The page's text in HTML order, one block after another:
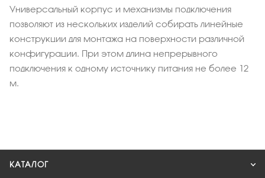
Универсальный корпус и механизмы подключения
позволяют из нескольких изделий собирать линейные
конструкции для монтажа на поверхности различной
конфигурации. При этом длина непрерывного
подключения к одному источнику питания не более 12
м.
КАТАЛОГ